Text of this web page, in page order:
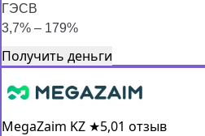
ГЭСВ
3,7% – 179%
Получить деньги
MegaZaim KZ ★5,01 отзыв